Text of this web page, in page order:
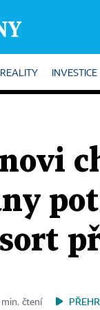
REALITY INVESTICE
min. čtení